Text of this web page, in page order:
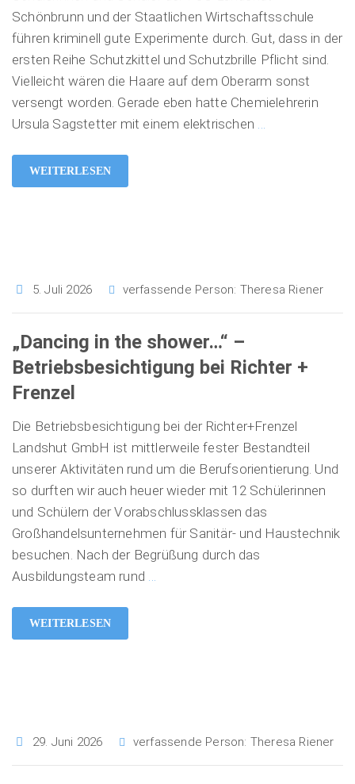
Schönbrunn und der Staatlichen Wirtschaftsschule
führen kriminell gute Experimente durch. Gut, dass in der
ersten Reihe Schutzkittel und Schutzbrille Pflicht sind.
Vielleicht wären die Haare auf dem Oberarm sonst
versengt worden. Gerade eben hatte Chemielehrerin
Ursula Sagstetter mit einem elektrischen …
WEITERLESEN
5. Juli 2026 verfassende Person: Theresa Riener
„Dancing in the shower…“ –
Betriebsbesichtigung bei Richter +
Frenzel
Die Betriebsbesichtigung bei der Richter+Frenzel
Landshut GmbH ist mittlerweile fester Bestandteil
unserer Aktivitäten rund um die Berufsorientierung. Und
so durften wir auch heuer wieder mit 12 Schülerinnen
und Schülern der Vorabschlussklassen das
Großhandelsunternehmen für Sanitär- und Haustechnik
besuchen. Nach der Begrüßung durch das
Ausbildungsteam rund …
WEITERLESEN
29. Juni 2026 verfassende Person: Theresa Riener